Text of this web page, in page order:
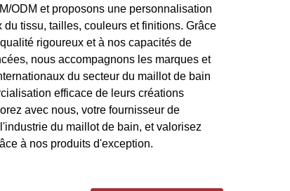
ODM et proposons une personnalisation
du tissu, tailles, couleurs et finitions. Grâce
rigoureux et à nos capacités de
nous accompagnons les marques et
du secteur du maillot de bain
efficace de leurs créations
avec nous, votre fournisseur de
du maillot de bain, et valorisez
à nos produits d'exception.